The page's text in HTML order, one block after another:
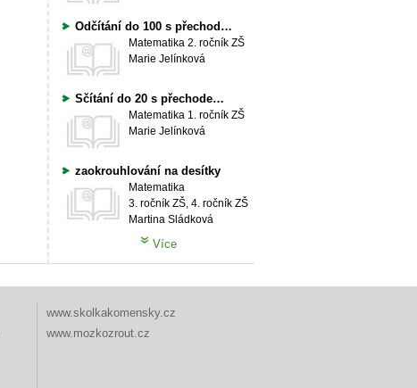
Odčítání do 100 s přechodem desítky
Matematika 2. ročník ZŠ
Marie Jelínková
Sčítání do 20 s přechodem desítky
Matematika 1. ročník ZŠ
Marie Jelínková
zaokrouhlování na desítky
Matematika
3. ročník ZŠ, 4. ročník ZŠ
Martina Sládková
Více
www.skolkakomensky.cz
www.mozkozrout.cz